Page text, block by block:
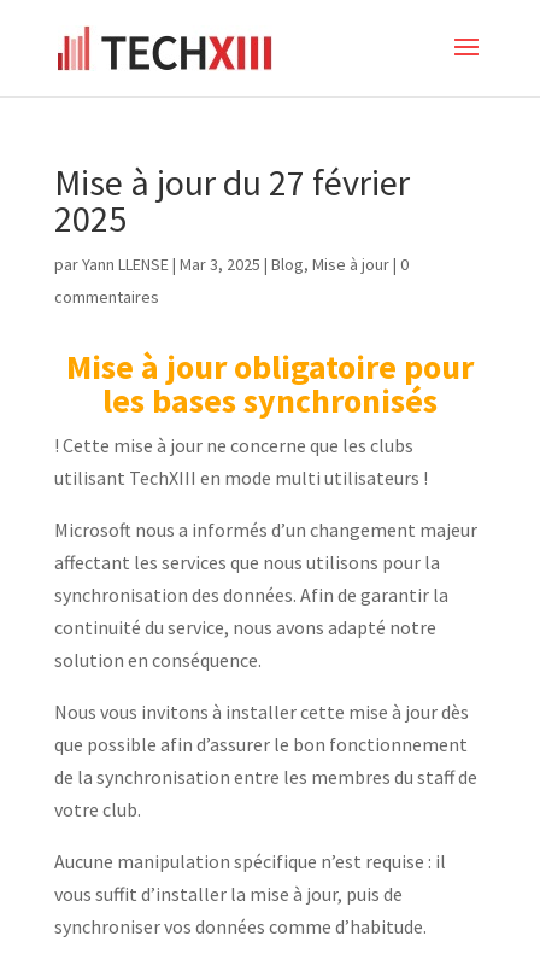
Mise à jour du 27 février
2025
parYann LLENSE| Mar 3, 2025 | Blog, Mise à jour| 0
commentaires
Mise à jour obligatoire pour
les bases synchronisés
! Cette mise à jour ne concerne que les clubs
utilisant TechXIII en mode multi utilisateurs !
Microsoft nous a informés d’un changement majeur
affectant les services que nous utilisons pour la
synchronisation des données. Afin de garantir la
continuité du service, nous avons adapté notre
solution en conséquence.
Nous vous invitons à installer cette mise à jour dès
que possible afin d’assurer le bon fonctionnement
de la synchronisation entre les membres du staff de
votre club.
Aucune manipulation spécifique n’est requise : il
vous suffit d’installer la mise à jour, puis de
synchroniser vos données comme d’habitude.